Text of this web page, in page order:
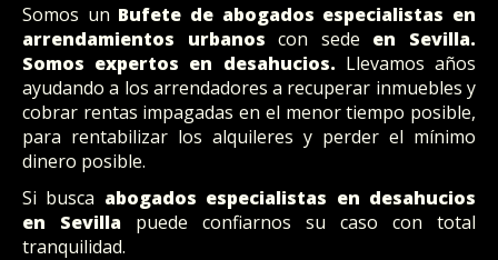
Somos un Bufete de abogados especialistas en
arrendamientos urbanos con sede en Sevilla.
Somos expertos en desahucios. Llevamos años
ayudando a los arrendadores a recuperar inmuebles y
cobrar rentas impagadas en el menor tiempo posible,
para rentabilizar los alquileres y perder el mínimo
dinero posible.
Si busca abogados especialistas en desahucios
en Sevilla puede confiarnos su caso con total
tranquilidad.